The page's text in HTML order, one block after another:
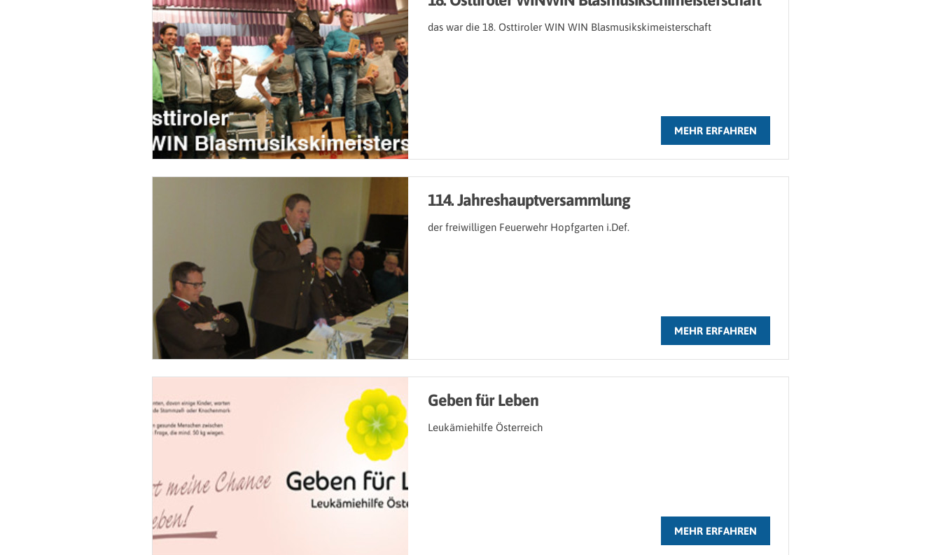
das war die 18. Osttiroler WIN WIN Blasmusikskimeisterschaft
MEHR ERFAHREN
114. Jahreshauptversammlung
der freiwilligen Feuerwehr Hopfgarten i.Def.
MEHR ERFAHREN
Geben für Leben
Leukämiehilfe Österreich
MEHR ERFAHREN